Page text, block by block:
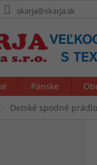
skarja@skarja.sk
Pánske
Detské spodné prádlo